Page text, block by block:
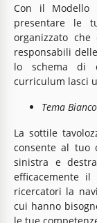
Con il Modello
presentare le
organizzato
responsabili
lo schema di
curriculum lasci
Tema
La sottile
consente al tuo
sinistra e
efficacemente
ricercatori la
cui hanno
le tue